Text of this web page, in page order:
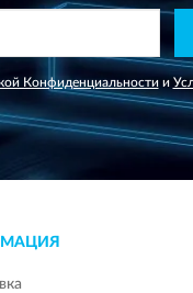
Конфиденциальности и